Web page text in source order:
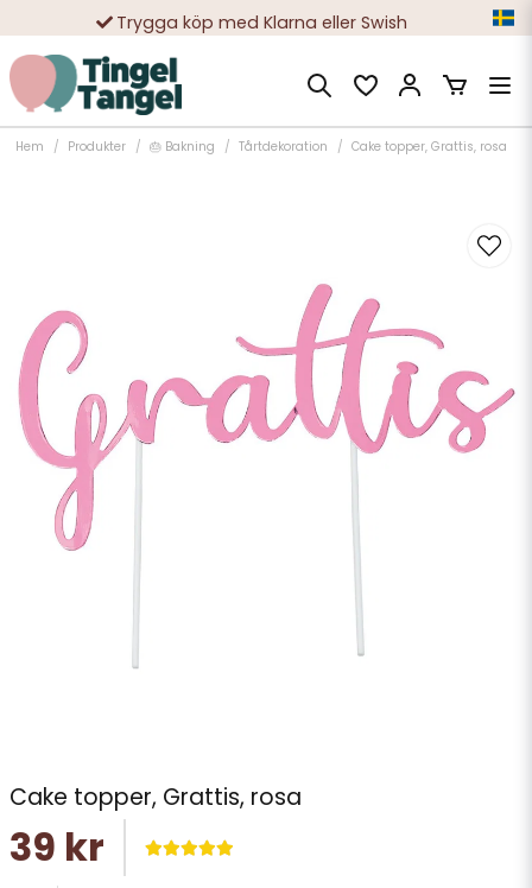
Trygga köp med Klarna eller Swish
10 000-tals nöjda kunder
Hem Produkter 🎂 Bakning Tårtdekoration Cake topper, Grattis, rosa
Cake topper, Grattis, rosa
39 kr